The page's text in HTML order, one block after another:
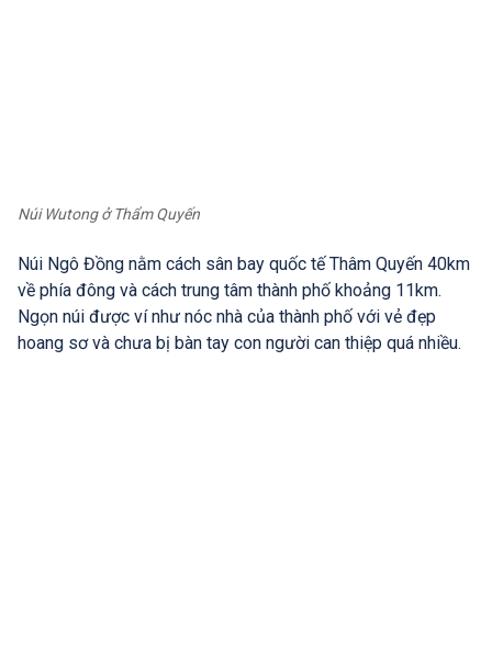
Núi Wutong ở Thẩm Quyến
Núi Ngô Đồng nằm cách sân bay quốc tế Thâm Quyến 40km
về phía đông và cách trung tâm thành phố khoảng 11km.
Ngọn núi được ví như nóc nhà của thành phố với vẻ đẹp
hoang sơ và chưa bị bàn tay con người can thiệp quá nhiều.